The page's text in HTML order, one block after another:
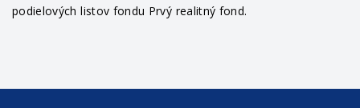
podielových listov fondu Prvý realitný fond.